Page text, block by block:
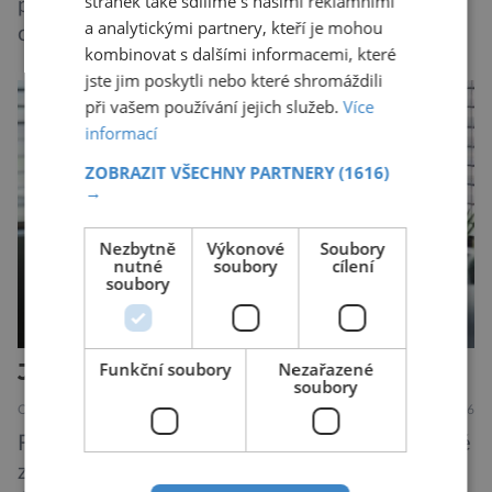
pocházející z řas, sinic a jiných vodních
organismů. Nacházet se však může i v lidmi
konzumovaných mlžích, jako jsou ústřice nebo
slávky. K příznakům otravy patří paralýza
dýchacích cest, dojít však může až k udušení.
protilátka, nyní ji zřejmě vědci objevili, ovšem
její zdroj je […]
Jak rostliny slyší a mluví?
OBJEVY 6.8.2026
Fytoakustika patří mezi nové vědní obory, které
zásadně mění naše představy o životě rostlin.
a analytickými partnery, kteří je mohou
kombinovat s dalšími informacemi, které
jste jim poskytli nebo které shromáždili
při vašem používání jejich služeb.Více
informací
ZOBRAZIT VŠECHNY PARTNERY(1616)
→
Nezbytně
nutné
soubory
Výkonové
soubory
Soubory
cílení
Funkční soubory
Nezařazené
soubory